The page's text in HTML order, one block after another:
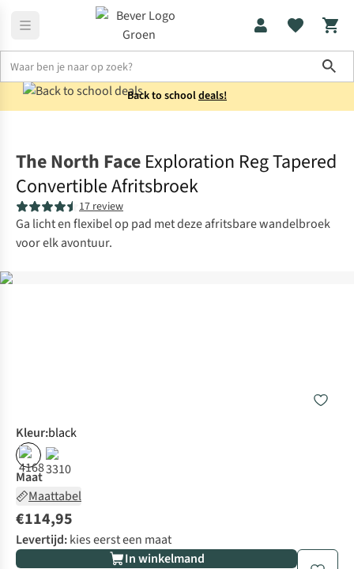
Back to schooldeals!
The North Face Exploration Reg Tapered
Convertible Afritsbroek
17 review
Ga licht en flexibel op pad met deze afritsbare wandelbroek
voor elk avontuur.
Kleur:black
Maat
Maattabel
€114,95
Levertijd:kies eerst een maat
In winkelmand